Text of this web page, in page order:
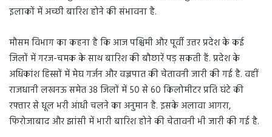
इलाकों में अच्छी बारिश होने की संभावना है.
मौसम विभाग का कहना है कि आज पश्चिमी और पूर्वी उत्तर प्रदेश के कई
जिलों में गरज-चमक के साथ बारिश की बौछारें पड़ सकती हैं. प्रदेश के
अधिकांश हिस्सों में मेघ गर्जन और वज्रपात की चेतावनी जारी की गई है. वहीं
राजधानी लखनऊ समेत 38 जिलों में 50 से 60 किलोमीटर प्रति घंटे की
रफ्तार से धूल भरी आंधी चलने का अनुमान है. इसके अलावा आगरा,
फिरोजाबाद और झांसी में भारी बारिश होने की चेतावनी भी जारी की गई है.